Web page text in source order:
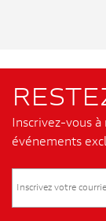
Inscrivez-vous
événements